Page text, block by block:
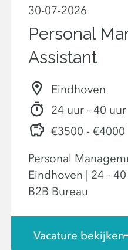
30-07-2026
Personal
Assistant
Eindhoven
24 uur - 40 uur
€3500 - €4000
Personal
Eindhoven | 24 -
B2B Bureau
Vacature bekijken